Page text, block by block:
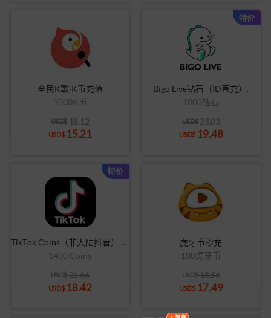
全民K歌·K币充值
1000K币
USD$ 18.12
USD$ 15.21
特价
Bigo Live钻石（ID直充）.
1000钻石
USD$ 23.03
USD$ 19.48
特价
TikTok Coins（非大陆抖音）充值
1400 Coins
USD$ 21.66
USD$ 18.42
虎牙币秒充
100虎牙币
USD$ 18.56
USD$ 17.49